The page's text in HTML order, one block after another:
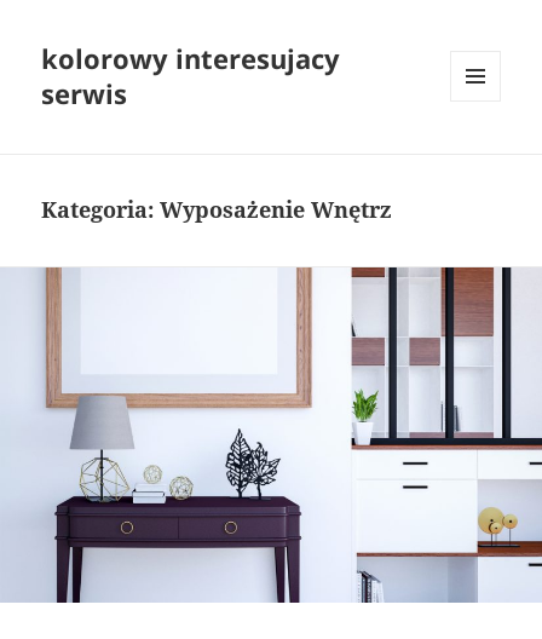
kolorowy interesujacy
serwis
Kategoria:Wyposażenie Wnętrz